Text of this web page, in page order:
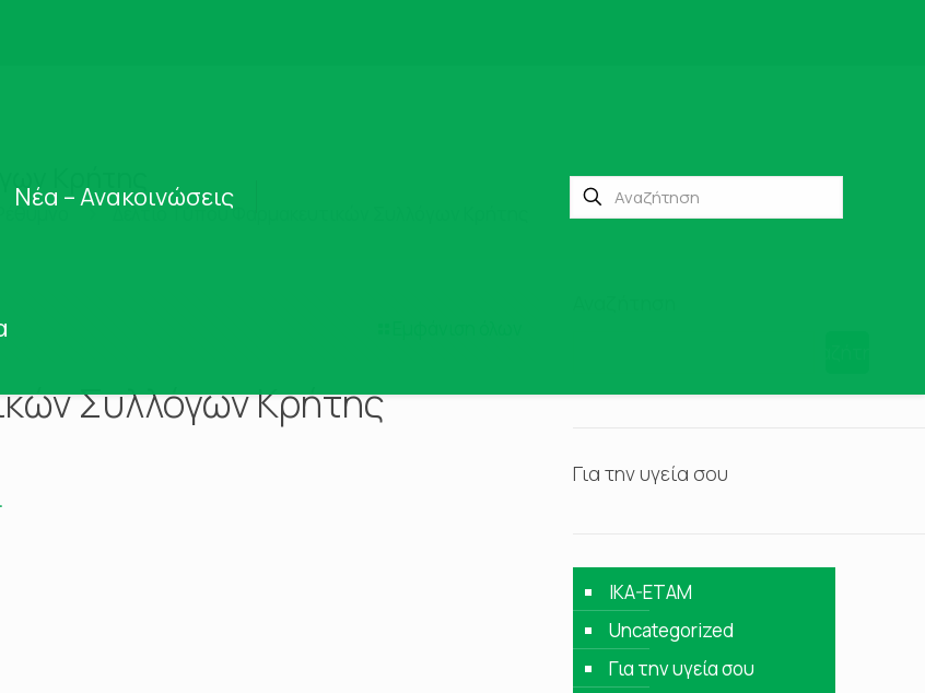
Νέα – Ανακοινώσεις
Κρήτης
Δελτίο Τύπου Φαρμακευτικών Συλλόγων Κρήτης
Συλλόγων Κρήτης
Για την υγεία σου
IKA-ETAM
Uncategorized
Για την υγεία σου